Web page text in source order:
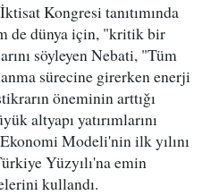
Kongresi tanıtımında
de dünya için, "kritik bir
söyleyen Nebati, "Tüm
sürecine girerken enerji
öneminin arttığı
altyapı yatırımlarını
Modeli'nin ilk yılını
Yüzyılı'na emin
kullandı.